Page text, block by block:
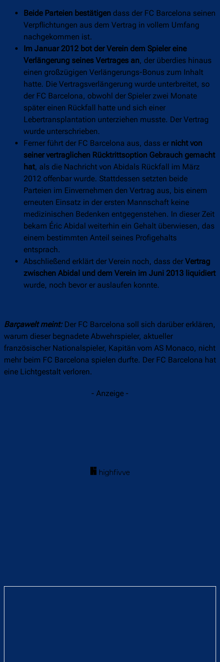
Beide Parteien bestätigen dass der FC Barcelona seinen
Verpflichtungen aus dem Vertrag in vollem Umfang
nachgekommen ist.
Im Januar 2012 bot der Verein dem Spieler eine
Verlängerung seines Vertrages an, der überdies hinaus
einen großzügigen Verlängerungs-Bonus zum Inhalt
hatte. Die Vertragsverlängerung wurde unterbreitet, so
der FC Barcelona, obwohl der Spieler zwei Monate
später einen Rückfall hatte und sich einer
Lebertransplantation unterziehen musste. Der Vertrag
wurde unterschrieben.
Ferner führt der FC Barcelona aus, dass er nicht von
seiner vertraglichen Rücktrittsoption Gebrauch gemacht
hat, als die Nachricht von Abidals Rückfall im März
2012 offenbar wurde. Stattdessen setzten beide
Parteien im Einvernehmen den Vertrag aus, bis einem
erneuten Einsatz in der ersten Mannschaft keine
medizinischen Bedenken entgegenstehen. In dieser Zeit
bekam Éric Abidal weiterhin ein Gehalt überwiesen, das
einem bestimmten Anteil seines Profigehalts
entsprach.
Abschließend erklärt der Verein noch, dass der Vertrag
zwischen Abidal und dem Verein im Juni 2013 liquidiert
wurde, noch bevor er auslaufen konnte.
Barçawelt meint:Der FC Barcelona soll sich darüber erklären,
warum dieser begnadete Abwehrspieler, aktueller
französischer Nationalspieler, Kapitän vom AS Monaco, nicht
mehr beim FC Barcelona spielen durfte. Der FC Barcelona hat
eine Lichtgestalt verloren.
- Anzeige -